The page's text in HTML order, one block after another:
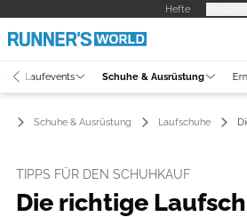
Hefte
Laufevents Schuhe & Ausrüstung
Schuhe & Ausrüstung Laufschuhe
TIPPS FÜR DEN SCHUHKAUF
Die richtige